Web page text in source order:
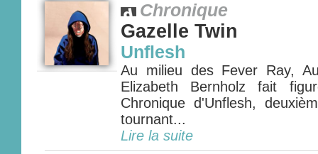
Chronique
Gazelle Twin
Unflesh
Au milieu des Fever Ray,
Elizabeth Bernholz fait
Chronique d'Unflesh,
tournant...
Lire la suite